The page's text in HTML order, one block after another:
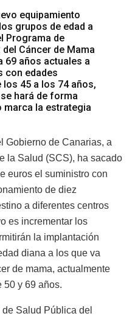
equipamiento
grupos de edad a
Programa de
Cáncer de Mama
69 años actuales a
con edades
45 a los 74 años,
hará de forma
la estrategia
Gobierno de Canarias, a
la Salud (SCS), ha sacado
euros el suministro con
de diez
a diferentes centros
es incrementar los
la implantación
diana a los que va
de mama, actualmente
50 y 69 años.
Salud Pública del